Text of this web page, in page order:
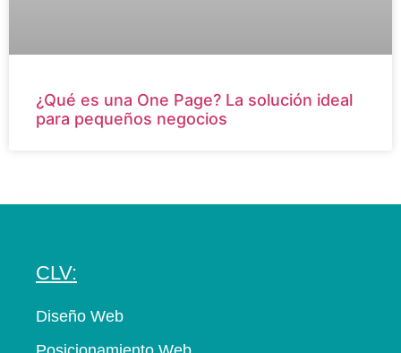
¿Qué es una One Page? La solución ideal
para pequeños negocios
CLV:
Diseño Web